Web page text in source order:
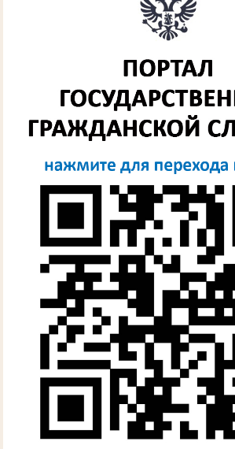
Алферьев Сергей Григорьевич
Участник Великой Отечественной войны
Председатель Губкинского городского
Лыкова Анна Захаровна
Участник Великой Отечественной войны
Судья Губкинского городского народного
Косарева Александра Ивановна
Труженица тыла в годы Великой
Отечественной войны